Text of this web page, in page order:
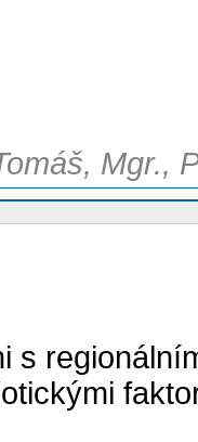
Mgr.,
s